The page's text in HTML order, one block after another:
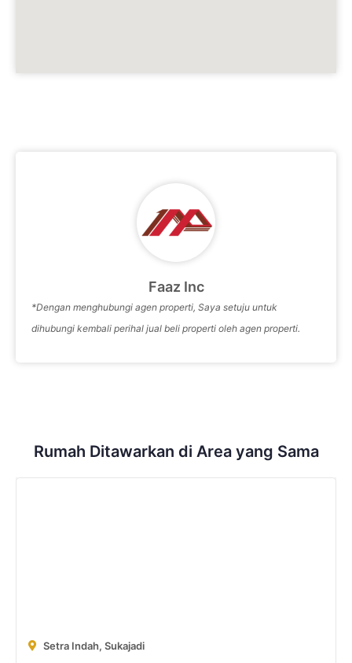
Faaz Inc
*Dengan menghubungi agen properti, Saya setuju untuk
dihubungi kembali perihal jual beli properti oleh agen properti.
Rumah Ditawarkan di Area yang Sama
Setra Indah, Sukajadi